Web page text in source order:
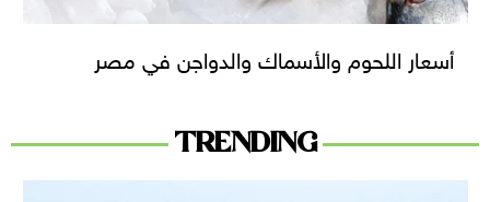
أسعار اللحوم والأسماك والدواجن في مصر
TRENDING